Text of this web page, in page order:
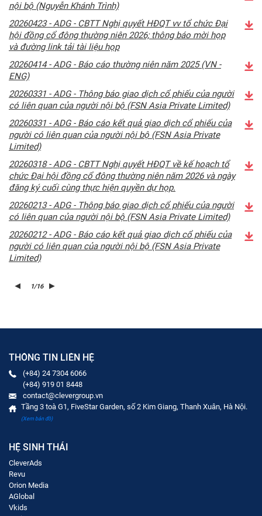
nội bộ (Nguyễn Khánh Trình)
20260423 - ADG - CBTT Nghị quyết HĐQT vv tổ chức Đại
hội đồng cổ đông thường niên 2026; thông báo mời họp
và đường link tải tài liệu họp
20260414 - ADG - Báo cáo thường niên năm 2025 (VN -
ENG)
20260331 - ADG - Thông báo giao dịch cổ phiếu của người
có liên quan của người nội bộ (FSN Asia Private Limited)
20260331 - ADG - Báo cáo kết quả giao dịch cổ phiếu của
người có liên quan của người nội bộ (FSN Asia Private
Limited)
20260318 - ADG - CBTT Nghị quyết HĐQT về kế hoạch tổ
chức Đại hội đồng cổ đông thường niên năm 2026 và ngày
đăng ký cuối cùng thực hiện quyền dự họp.
20260213 - ADG - Thông báo giao dịch cổ phiếu của người
có liên quan của người nội bộ (FSN Asia Private Limited)
20260212 - ADG - Báo cáo kết quả giao dịch cổ phiếu của
người có liên quan của người nội bộ (FSN Asia Private
Limited)
1/16
THÔNG TIN LIÊN HỆ
(+84) 24 7304 6066
(+84) 919 01 8448
contact@clevergroup.vn
Tầng 3 toà G1, FiveStar Garden, số 2 Kim Giang, Thanh Xuân, Hà Nội.
(Xem bản đồ)
HỆ SINH THÁI
CleverAds
Revu
Orion Media
AGlobal
Vkids